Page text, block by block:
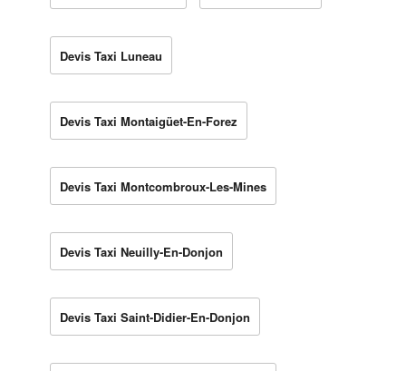
Devis Taxi Luneau
Devis Taxi Montaigüet-En-Forez
Devis Taxi Montcombroux-Les-Mines
Devis Taxi Neuilly-En-Donjon
Devis Taxi Saint-Didier-En-Donjon